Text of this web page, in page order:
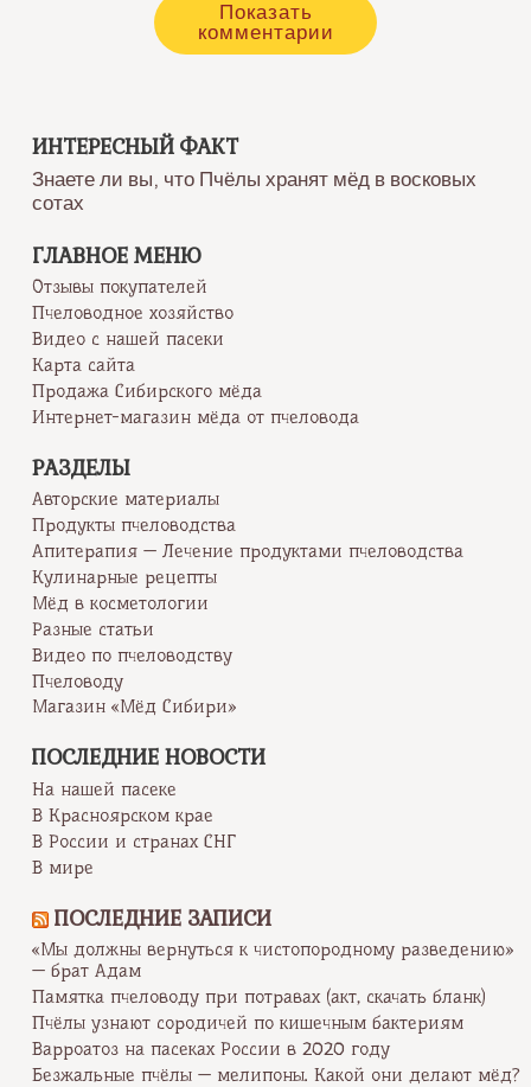
Показать
комментарии
ИНТЕРЕСНЫЙ ФАКТ
Знаете ли вы, что Пчёлы хранят мёд в восковых
сотах
ГЛАВНОЕ МЕНЮ
Отзывы покупателей
Пчеловодное хозяйство
Видео с нашей пасеки
Карта сайта
Продажа Сибирского мёда
Интернет-магазин мёда от пчеловода
РАЗДЕЛЫ
Авторские материалы
Продукты пчеловодства
Апитерапия — Лечение продуктами пчеловодства
Кулинарные рецепты
Мёд в косметологии
Разные статьи
Видео по пчеловодству
Пчеловоду
Магазин «Мёд Сибири»
ПОСЛЕДНИЕ НОВОСТИ
На нашей пасеке
В Красноярском крае
В России и странах СНГ
В мире
ПОСЛЕДНИЕ ЗАПИСИ
«Мы должны вернуться к чистопородному разведению»
— брат Адам
Памятка пчеловоду при потравах (акт, скачать бланк)
Пчёлы узнают сородичей по кишечным бактериям
Варроатоз на пасеках России в 2020 году
Безжальные пчёлы — мелипоны. Какой они делают мёд?